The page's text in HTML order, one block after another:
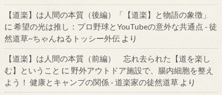
【道楽】は人間の本質（後編）「【道楽】と物語の象徴」
に 希望の光は推し：プロ野球とYouTubeの意外な共通点 - 徒
然道草~ちゃんねるトッシー外伝より
【道楽】は人間の本質（前編） 忘れ去られた【道を楽し
む】ということ に 野外アウトドア施設で、腸内細胞を整え
よう！ 健康とキャンプの関係 - 道楽家の徒然道草より